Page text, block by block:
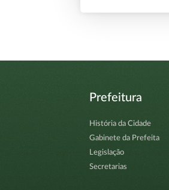
Prefeitura
História da Cidade
Gabinete da Prefeita
Legislação
Secretarias